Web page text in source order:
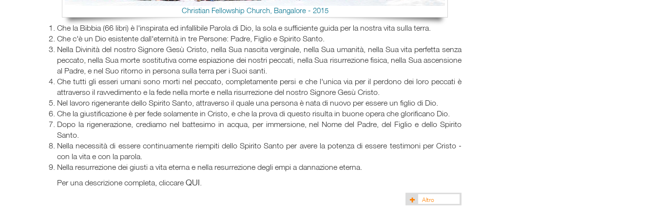
Christian Fellowship Church, Bangalore - 2015
Che la Bibbia (66 libri) è l'inspirata ed infallibile Parola di Dio, la sola e sufficiente guida per la nostra vita sulla terra.
Che c'è un Dio esistente dall'eternità in tre Persone: Padre, Figlio e Spirito Santo.
Nella Divinità del nostro Signore Gesù Cristo, nella Sua nascita verginale, nella Sua umanità, nella Sua vita perfetta senza
peccato, nella Sua morte sostitutiva come espiazione dei nostri peccati, nella Sua risurrezione fisica, nella Sua ascensione
al Padre, e nel Suo ritorno in persona sulla terra per i Suoi santi.
Che tutti gli esseri umani sono morti nel peccato, completamente persi e che l'unica via per il perdono dei loro peccati è
attraverso il ravvedimento e la fede nella morte e nella risurrezione del nostro Signore Gesù Cristo.
Nel lavoro rigenerante dello Spirito Santo, attraverso il quale una persona è nata di nuovo per essere un figlio di Dio.
Che la giustificazione è per fede solamente in Cristo, e che la prova di questo risulta in buone opera che glorificano Dio.
Dopo la rigenerazione, crediamo nel battesimo in acqua, per immersione, nel Nome del Padre, del Figlio e dello Spirito
Santo.
Nella necessità di essere continuamente riempiti dello Spirito Santo per avere la potenza di essere testimoni per Cristo -
con la vita e con la parola.
Nella resurrezione dei giusti a vita eterna e nella resurrezione degli empi a dannazione eterna.
Per una descrizione completa, cliccare QUI.
Altro